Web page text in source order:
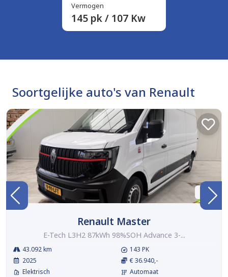
Vermogen
145 pk / 107 Kw
Soortgelijke auto's van Renault
BTW
Renault Master
E-Tech L3H2 87kWh 98%SOH Advance 3-...
43.092 km
2025
Elektrisch
143 PK
€ 36.940,-
Automaat